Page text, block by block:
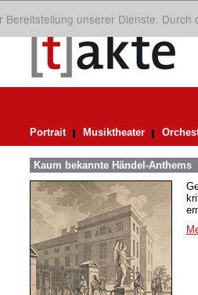
Bereitstellung unserer Dienste.
Portrait Musiktheater
Kaum bekannte Händel-Anthems